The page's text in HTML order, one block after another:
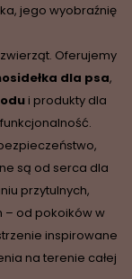
jego wyobraźnię
Oferujemy
dla psa,
i produkty dla
są od serca dla
przytulnych,
– od pokoików w
inspirowane
na terenie całej